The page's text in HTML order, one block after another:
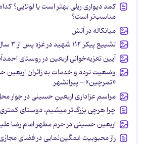
کمد دیواری ریلی بهتر است یا لولایی؟
مناسب‌تر است؟
میانکاله در آتش
تشییع پیکر ۱۱۲ شهید در غزه پس از ۳ سال زیر آوار ماندن
آیین تعزیه‌خوانی اربعین در روستای
وضعیت تردد و خدمات به زائران اربعین
«تمرچین» - پیرانشهر
مراسم عزاداری اربعینِ حسینی در جوار
چرا هرچی بزرگ‌تر میشیم، دوستای کمتری
اربعین حسینی در حرم مطهر امام رضا
راز محبوبیت غمگین‌نمایی در فضای